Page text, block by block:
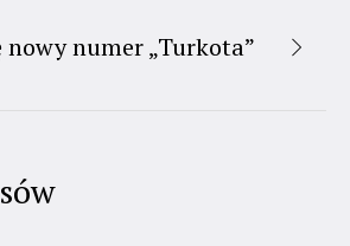
nowy numer „Turkota”